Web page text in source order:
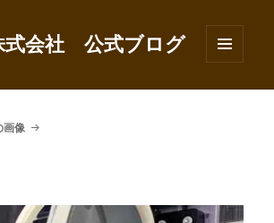
式会社 公式ブログ
ーとウ
画像